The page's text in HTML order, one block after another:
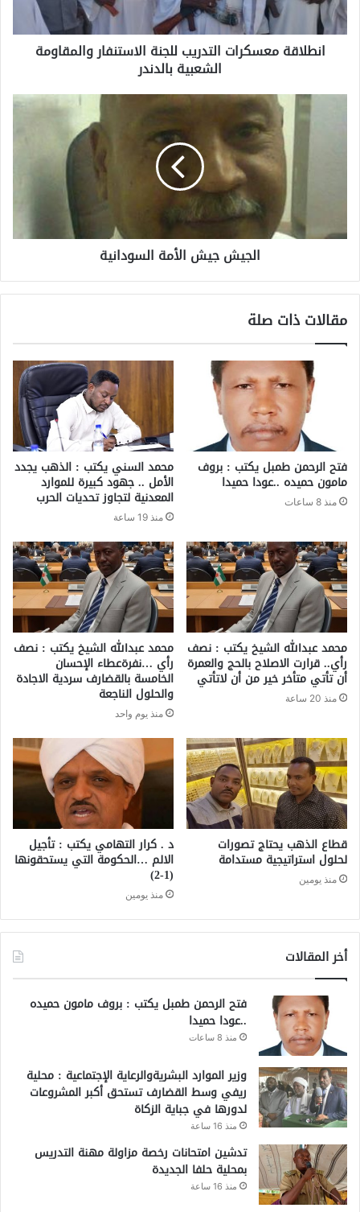
انطلاقة معسكرات التدريب للجنة الاستنفار والمقاومة
الشعبية بالدندر
الجيش جيش الأمة السودانية
مقالات ذات صلة
فتح الرحمن طمبل يكتب : بروف
مامون حميده ..عودا حميدا
منذ 8 ساعات
محمد السني يكتب : الذهب يجدد
الأمل .. جهود كبيرة للموارد
المعدنية لتجاوز تحديات الحرب
منذ 19 ساعة
محمد عبدالله الشيخ يكتب : نصف
رأي.. قرارت الاصلاح بالحج والعمرة
أن تأتي متأخر خير من أن لاتأتي
منذ 20 ساعة
محمد عبدالله الشيخ يكتب : نصف
رأي …نفرةعطاء الإحسان
الخامسة بالقضارف سردية الاجادة
والحلول الناجعة
منذ يوم واحد
قطاع الذهب يحتاج تصورات
لحلول استراتيجية مستدامة
منذ يومين
د . كرار التهامي يكتب : تأجيل
الالم …الحكومة التي يستحقونها
(1-2)
منذ يومين
أخر المقالات
فتح الرحمن طمبل يكتب : بروف مامون حميده
..عودا حميدا
منذ 8 ساعات
وزير الموارد البشريةوالرعاية الإجتماعية : محلية
ريفي وسط القضارف تستحق أكبر المشروعات
لدورها في جباية الزكاة
منذ 16 ساعة
تدشين امتحانات رخصة مزاولة مهنة التدريس
بمحلية حلفا الجديدة
منذ 16 ساعة